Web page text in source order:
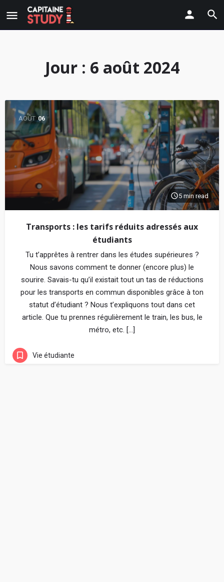
Jour : 6 août 2024
AOÛT 06
5 min read
Transports : les tarifs réduits adressés aux
étudiants
Tu t’apprêtes à rentrer dans les études supérieures ?
Nous savons comment te donner (encore plus) le
sourire. Savais-tu qu’il existait tout un tas de réductions
pour les transports en commun disponibles grâce à ton
statut d’étudiant ? Nous t’expliquons tout dans cet
article. Que tu prennes régulièrement le train, les bus, le
métro, etc. […]
Vie étudiante